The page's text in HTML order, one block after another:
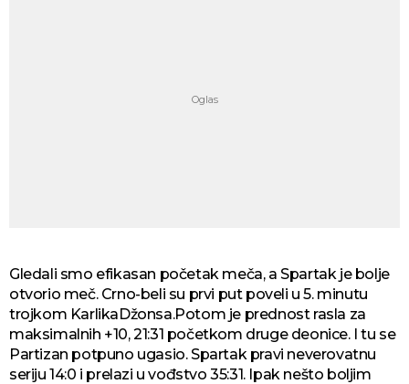
Gledali smo efikasan početak meča, a Spartak je bolje
otvorio meč. Crno-beli su prvi put poveli u 5. minutu
trojkom KarlikaDžonsa.Potom je prednost rasla za
maksimalnih +10, 21:31 početkom druge deonice. I tu se
Partizan potpuno ugasio. Spartak pravi neverovatnu
seriju 14:0 i prelazi u vođstvo 35:31. Ipak nešto boljim